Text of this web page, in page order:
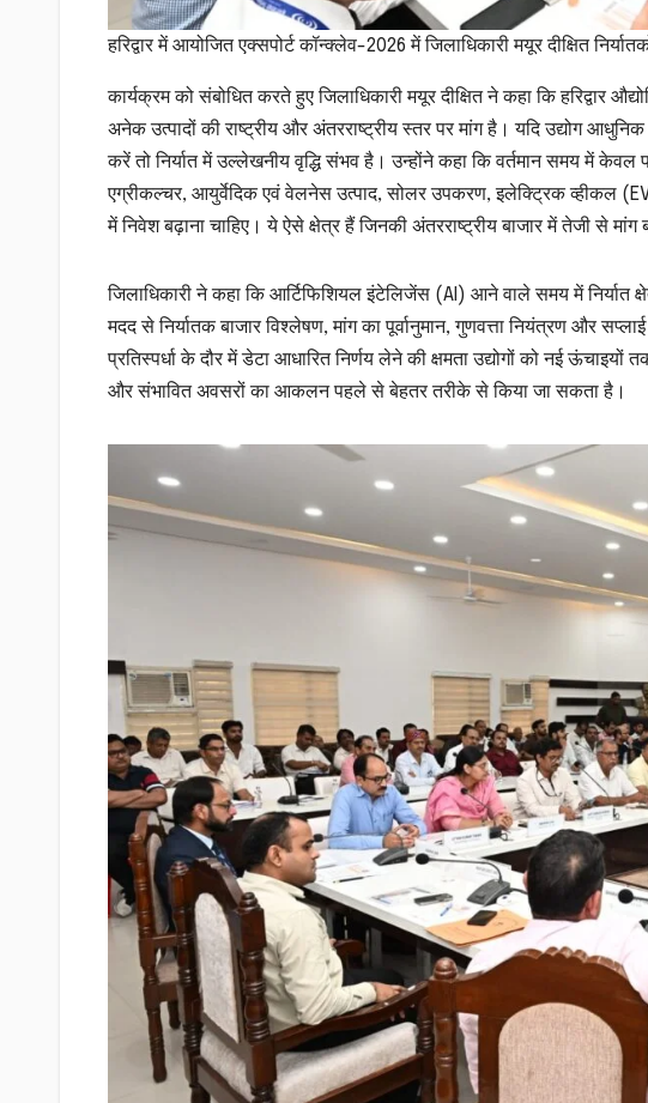
हरिद्वार में आयोजित एक्सपोर्ट कॉन्क्लेव-2026 में जिलाधिकारी मयूर दीक्षित
कार्यक्रम को संबोधित करते हुए जिलाधिकारी मयूर दीक्षित ने कहा कि हरिद्वार
अनेक उत्पादों की राष्ट्रीय और अंतरराष्ट्रीय स्तर पर मांग है। यदि उद्योग
करें तो निर्यात में उल्लेखनीय वृद्धि संभव है। उन्होंने कहा कि वर्तमान समय में केवल
एग्रीकल्चर, आयुर्वेदिक एवं वेलनेस उत्पाद, सोलर उपकरण, इलेक्ट्रिक व्हीकल
में निवेश बढ़ाना चाहिए। ये ऐसे क्षेत्र हैं जिनकी अंतरराष्ट्रीय बाजार में तेजी से मांग
जिलाधिकारी ने कहा कि आर्टिफिशियल इंटेलिजेंस (AI) आने वाले समय में निर्यात
मदद से निर्यातक बाजार विश्लेषण, मांग का पूर्वानुमान, गुणवत्ता नियंत्रण और
प्रतिस्पर्धा के दौर में डेटा आधारित निर्णय लेने की क्षमता उद्योगों को नई
और संभावित अवसरों का आकलन पहले से बेहतर तरीके से किया जा सकता है।